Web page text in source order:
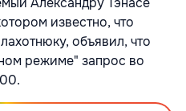
известно, что
объявил, что
режиме" запрос во